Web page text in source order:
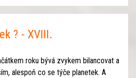
? - XVIII.
roku bývá zvykem bilancovat a
alespoň co se týče planetek. A